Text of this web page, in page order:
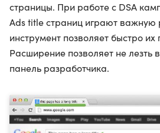
страницы. При работе с DSA
Ads title страниц играют важную
инструмент позволяет быстро их
Расширение позволяет не лезть
панель разработчика.